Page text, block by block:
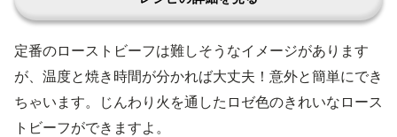
定番のローストビーフは難しそうなイメージがあります
が、温度と焼き時間が分かれば大丈夫！意外と簡単にでき
ちゃいます。じんわり火を通したロゼ色のきれいなロース
トビーフができますよ。